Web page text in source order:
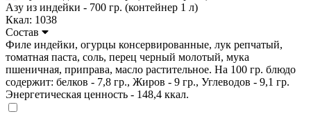
Азу из индейки - 700 гр. (контейнер 1 л)
Ккал: 1038
Состав
Филе индейки, огурцы консервированные, лук репчатый,
томатная паста, соль, перец черный молотый, мука
пшеничная, приправа, масло растительное. На 100 гр. блюдо
содержит: белков - 7,8 гр., Жиров - 9 гр., Углеводов - 9,1 гр.
Энергетическая ценность - 148,4 ккал.